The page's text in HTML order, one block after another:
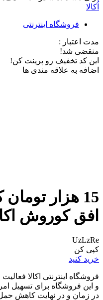
اُکالا
فروشگاه اینترنتی
مدت اعتبار :
منقضی شد!
این کد تخفیف رو پرینت کن!
اضافه به علاقه مندی ها
15 هزار
افق کوروش
UzLzRe
کپی کن
خرید کنید
و این فروشگاه برای تسهیل
در زمان و در نهایت کاهش